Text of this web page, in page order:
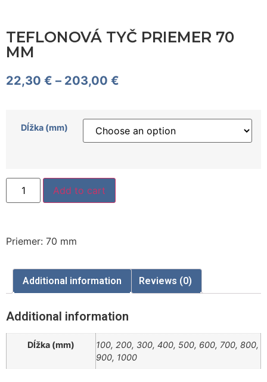
TEFLONOVÁ TYČ PRIEMER 70
MM
22,30 € – 203,00 €
Dĺžka (mm)
Add to cart
Priemer: 70 mm
Additional information Reviews (0)
Additional information
Dĺžka (mm)
100, 200, 300, 400, 500, 600, 700, 800,
900, 1000